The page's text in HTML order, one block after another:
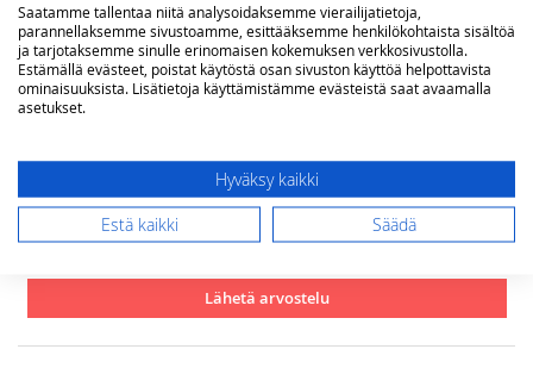
Yhteenveto
Lähetä arvostelu
Saatamme tallentaa niitä analysoidaksemme vierailijatietoja,
parannellaksemme sivustoamme, esittääksemme henkilökohtaista sisältöä
ja tarjotaksemme sinulle erinomaisen kokemuksen verkkosivustolla.
Estämällä evästeet, poistat käytöstä osan sivuston käyttöä helpottavista
ominaisuuksista. Lisätietoja käyttämistämme evästeistä saat avaamalla
asetukset.
Hyväksy kaikki
Estä kaikki Säädä